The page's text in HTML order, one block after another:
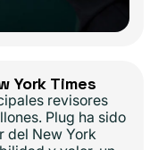
York Times
revisores
Plug ha sido
del New York